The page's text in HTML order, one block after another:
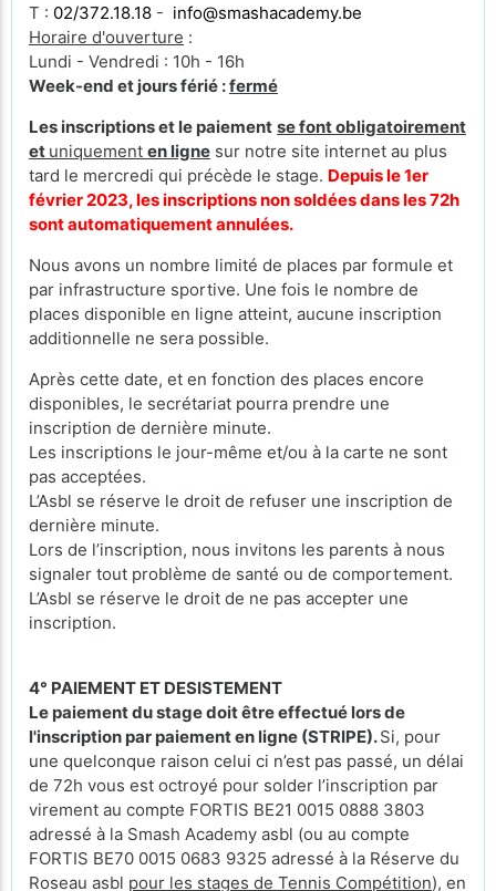
T : 02/372.18.18 - info@smashacademy.be
Horaire d'ouverture :
Lundi - Vendredi : 10h - 16h
Week-end et jours férié :fermé
Les inscriptions et le paiement se font obligatoirement
et uniquement en ligne sur notre site internet au plus
tard le mercredi qui précède le stage. Depuis le 1er
février 2023, les inscriptions non soldées dans les 72h
sont automatiquement annulées.
Nous avons un nombre limité de places par formule et
par infrastructure sportive. Une fois le nombre de
places disponible en ligne atteint, aucune inscription
additionnelle ne sera possible.
Après cette date, et en fonction des places encore
disponibles, le secrétariat pourra prendre une
inscription de dernière minute.
Les inscriptions le jour-même et/ou à la carte ne sont
pas acceptées.
L’Asbl se réserve le droit de refuser une inscription de
dernière minute.
Lors de l’inscription, nous invitons les parents à nous
signaler tout problème de santé ou de comportement.
L’Asbl se réserve le droit de ne pas accepter une
inscription.
4° PAIEMENT ET DESISTEMENT
Le paiement du stage doit être effectué lors de
l'inscription par paiement en ligne (STRIPE).Si, pour
une quelconque raison celui ci n’est pas passé, un délai
de 72h vous est octroyé pour solder l’inscription par
virement au compte FORTIS BE21 0015 0888 3803
adressé à la Smash Academy asbl (ou au compte
FORTIS BE70 0015 0683 9325 adressé à la Réserve du
Roseau asbl pour les stages de Tennis Compétition), en